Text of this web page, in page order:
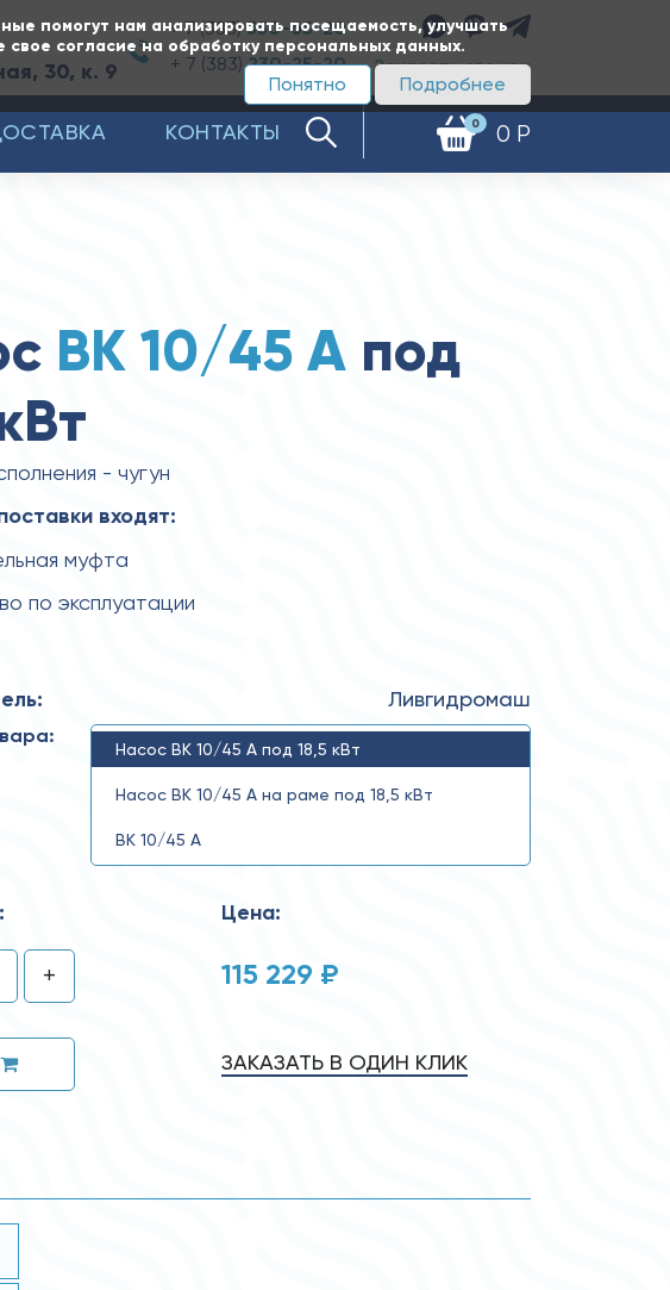
помогут нам анализировать посещаемость, улучшать
согласие на обработку персональных данных.
Подробнее
Понятно
30, к. 9
+ 7 (383)350-65-20
+ 7 (383)230-25-20 Заказать звонок
0 0 Р
КОНТАКТЫ
ВК 10/45 Апод
- чугун
входят:
муфта
по эксплуатации
Ливгидромаш
Насос ВК 10/45 А под 18,5 кВт
Насос ВК 10/45 А на раме под 18,5 кВт
ВК 10/45 А
+
Цена:
115 229 ₽
ЗАКАЗАТЬ В ОДИН КЛИК